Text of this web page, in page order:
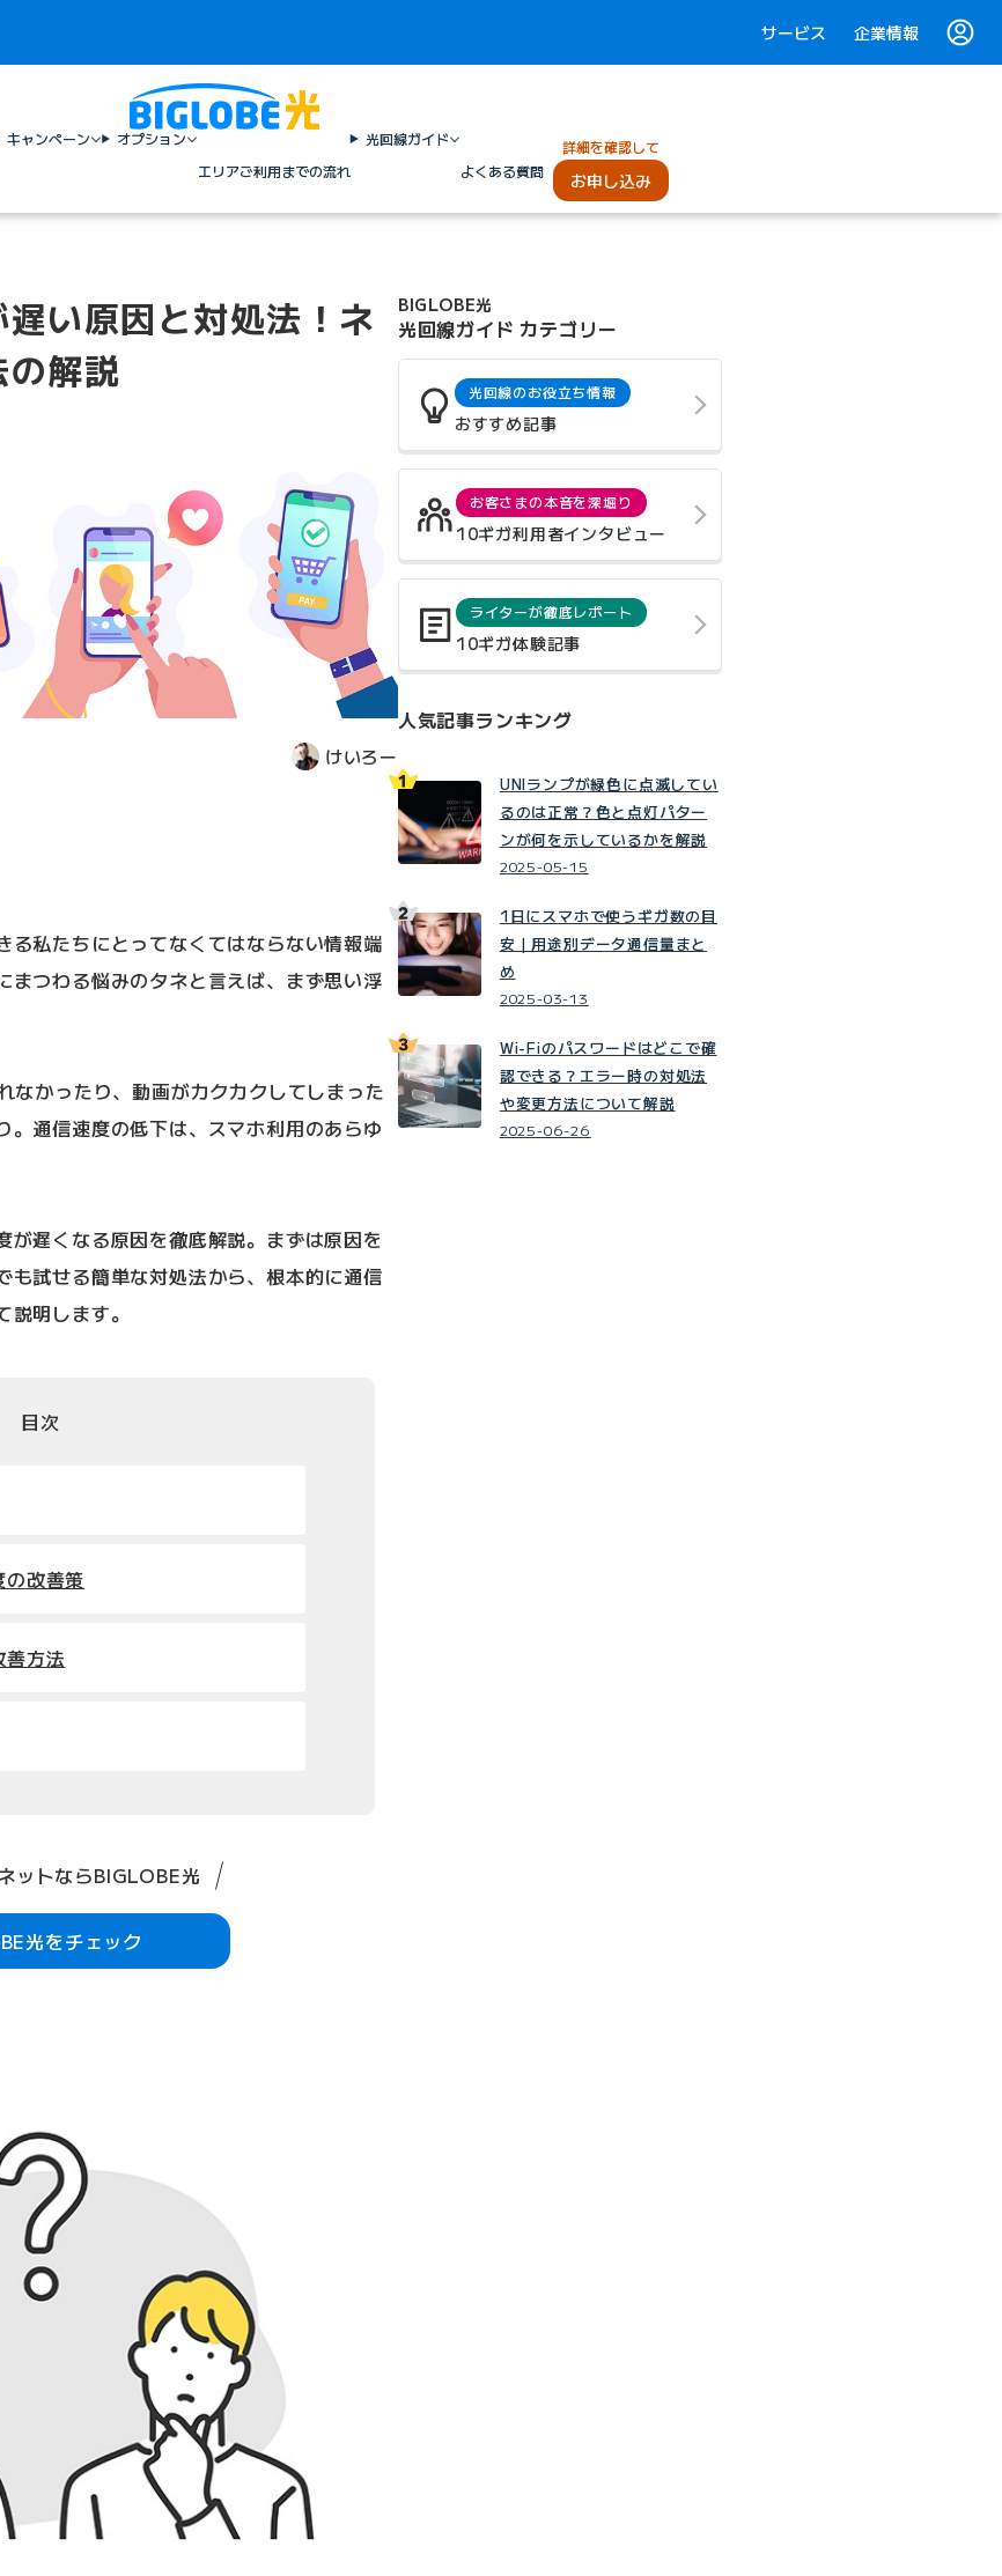
サービス 企業情報
キャンペーン
オプション
エリアご利用までの流れ
光回線ガイド
よくある質問
詳細を確認して
お申し込み
い原因と対処法！ネ
解説
けいろー
る私たちにとってなくてはならない情報端
まつわる悩みのタネと言えば、まず思い浮
なかったり、動画がカクカクしてしまった
。通信速度の低下は、スマホ利用のあらゆ
が遅くなる原因を徹底解説。まずは原因を
も試せる簡単な対処法から、根本的に通信
明します。
目次
改善策
善方法
ットならBIGLOBE光
光をチェック
BIGLOBE光
光回線ガイド カテゴリー
光回線のお役立ち情報
おすすめ記事
お客さまの本音を深堀り
10ギガ利用者インタビュー
ライターが徹底レポート
10ギガ体験記事
人気記事ランキング
UNIランプが緑色に点滅してい
るのは正常？色と点灯パター
ンが何を示しているかを解説
2025-05-15
1日にスマホで使うギガ数の目
安｜用途別データ通信量まと
め
2025-03-13
Wi-Fiのパスワードはどこで確
認できる？エラー時の対処法
や変更方法について解説
2025-06-26